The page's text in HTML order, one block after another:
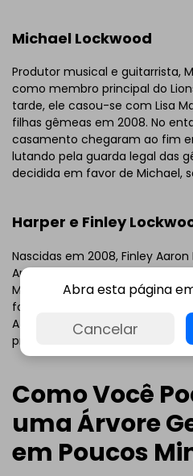
Michael Lockwood
Produtor musical e guitarrista,
como membro principal do
tarde, ele casou-se com Lisa
filhas gêmeas em 2008. No
casamento chegaram ao fim
lutando pela guarda legal das
decidida em favor de Michael,
Harper e Finley
Nascidas em 2008, Finley
Anne Lockwood são as filhas
Michael Lockwood. Após o
foram colocadas sob a custódia
Atualmente, elas e Riley
propriedade de Lisa Marie.
Como Você
uma Árvore
em Poucos
Abra esta página
Cancelar